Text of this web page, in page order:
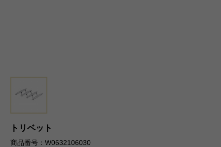
トリベット
商品番号：W0632106030